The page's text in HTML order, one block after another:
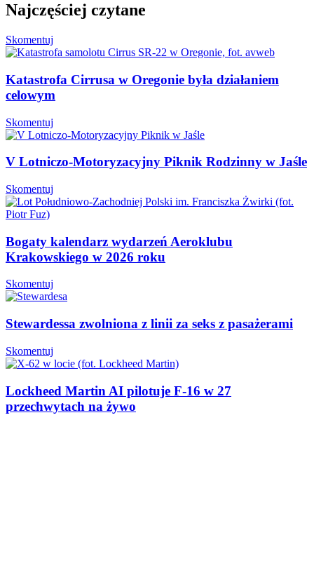
Najczęściej czytane
Skomentuj
Katastrofa Cirrusa w Oregonie była działaniem
celowym
Skomentuj
V Lotniczo-Motoryzacyjny Piknik Rodzinny w Jaśle
Skomentuj
Bogaty kalendarz wydarzeń Aeroklubu
Krakowskiego w 2026 roku
Skomentuj
Stewardessa zwolniona z linii za seks z pasażerami
Skomentuj
Lockheed Martin AI pilotuje F-16 w 27
przechwytach na żywo